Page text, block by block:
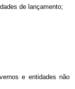
de lançamento;
e entidades não